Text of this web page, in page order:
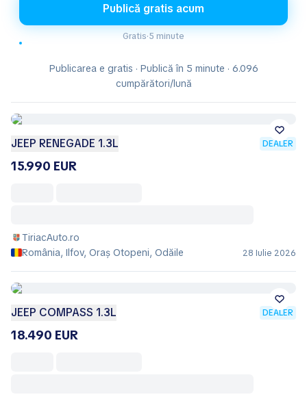
Publică gratis acum
Gratis·5 minute
Publicarea e gratis · Publică în 5 minute · 6.096
cumpărători/lună
JEEP RENEGADE 1.3L DEALER
15.990 EUR
TiriacAuto.ro
România, Ilfov, Oraş Otopeni, Odăile
28 Iulie 2026
JEEP COMPASS 1.3L DEALER
18.490 EUR